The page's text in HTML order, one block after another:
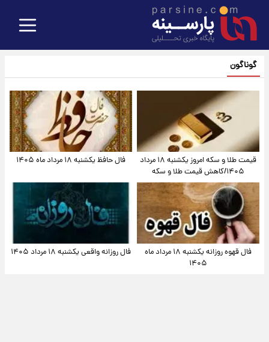
گوناگون
قیمت طلا و سکه امروز یکشنبه ۱۸ مرداد
۱۴۰۵/کاهش قیمت طلا و سکه
فال حافظ یکشنبه ۱۸ مرداد ماه ۱۴۰۵
فال قهوه روزانه یکشنبه ۱۸ مرداد ماه
۱۴۰۵
فال روزانه واقعی یکشنبه ۱۸ مرداد ۱۴۰۵